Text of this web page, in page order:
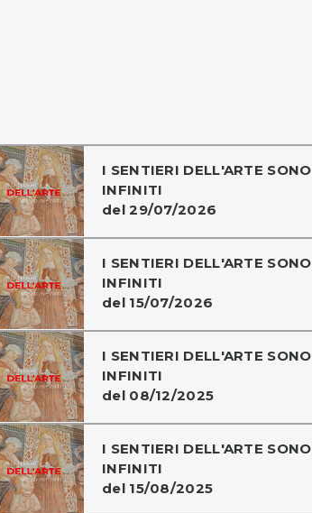
I SENTIERI DELL'ARTE SONO
INFINITI
del 29/07/2026
I SENTIERI DELL'ARTE SONO
INFINITI
del 15/07/2026
I SENTIERI DELL'ARTE SONO
INFINITI
del 08/12/2025
I SENTIERI DELL'ARTE SONO
INFINITI
del 15/08/2025